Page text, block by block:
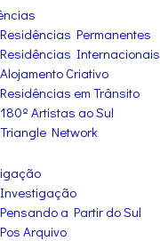
Residências Permanentes
Residências Internacionais
Alojamento Criativo
Residências em Trânsito
180º Artistas ao Sul
Triangle Network
Investigação
Pensando a Partir do Sul
Pos Arquivo